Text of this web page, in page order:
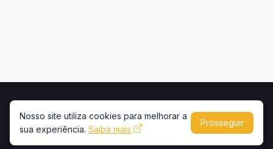
Copyright © 2026 -Portal Caminhões e Carretas
Nosso site utiliza cookies para melhorar a
sua experiência. Saiba mais
Prosseguir